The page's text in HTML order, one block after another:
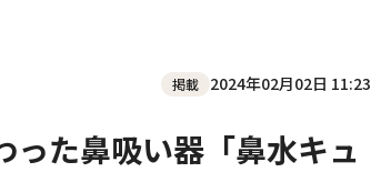
掲載 2024年02月02日 11:23
った鼻吸い器「鼻水キュ